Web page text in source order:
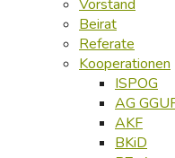
Vorstand
Beirat
Referate
Kooperationen
ISPOG
AG
AKF
BKiD